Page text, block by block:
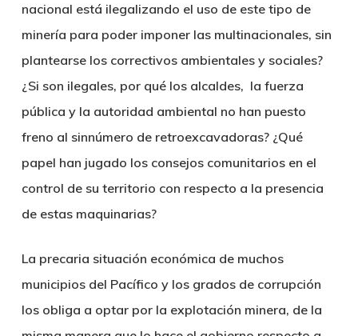
nacional está ilegalizando el uso de este tipo de
minería para poder imponer las multinacionales, sin
plantearse los correctivos ambientales y sociales?
¿Si son ilegales, por qué los alcaldes, la fuerza
pública y la autoridad ambiental no han puesto
freno al sinnúmero de retroexcavadoras? ¿Qué
papel han jugado los consejos comunitarios en el
control de su territorio con respecto a la presencia
de estas maquinarias?
La precaria situación económica de muchos
municipios del Pacífico y los grados de corrupción
los obliga a optar por la explotación minera, de la